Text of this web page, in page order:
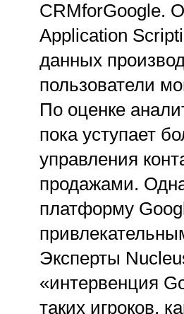
CRMforGoogle.
Application
данных
пользователи
По оценке
пока уступает
управления
продажами.
платформу
Эксперты
«интервенция
таких игроков,